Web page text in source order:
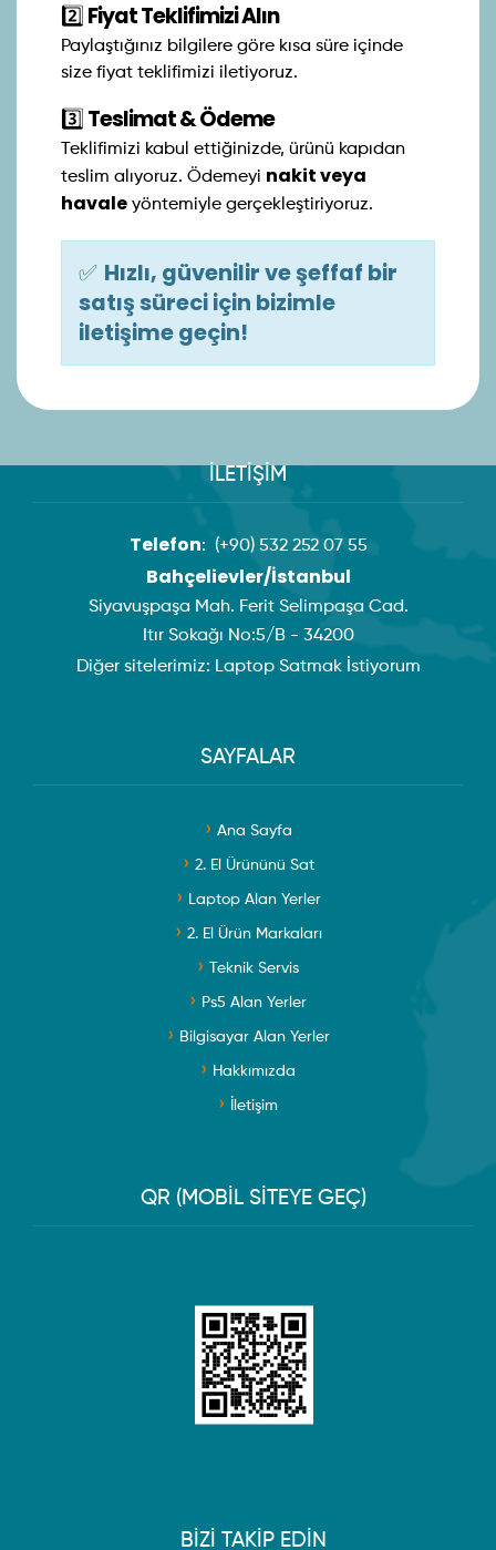
2️⃣ Fiyat Teklifimizi Alın
Paylaştığınız bilgilere göre kısa süre içinde
size fiyat teklifimizi iletiyoruz.
3️⃣ Teslimat & Ödeme
Teklifimizi kabul ettiğinizde, ürünü kapıdan
teslim alıyoruz. Ödemeyi nakit veya
havale yöntemiyle gerçekleştiriyoruz.
✅ Hızlı, güvenilir ve şeffaf bir
satış süreci için bizimle
iletişime geçin!
İLETİŞİM
Telefon: (+90) 532 252 07 55
Bahçelievler/İstanbul
Siyavuşpaşa Mah. Ferit Selimpaşa Cad.
Itır Sokağı No:5/B - 34200
Diğer sitelerimiz: Laptop Satmak İstiyorum
SAYFALAR
Ana Sayfa
2. El Ürününü Sat
Laptop Alan Yerler
2. El Ürün Markaları
Teknik Servis
Ps5 Alan Yerler
Bilgisayar Alan Yerler
Hakkımızda
İletişim
QR (MOBİL SİTEYE GEÇ)
BİZİ TAKİP EDİN